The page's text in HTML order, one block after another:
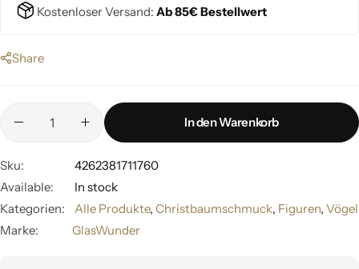
Kostenloser Versand: Ab 85€ Bestellwert
Share
In den Warenkorb
Sku:
4262381711760
Available:
In stock
Kategorien:
Alle Produkte, Christbaumschmuck, Figuren, Vögel
Marke:
GlasWunder